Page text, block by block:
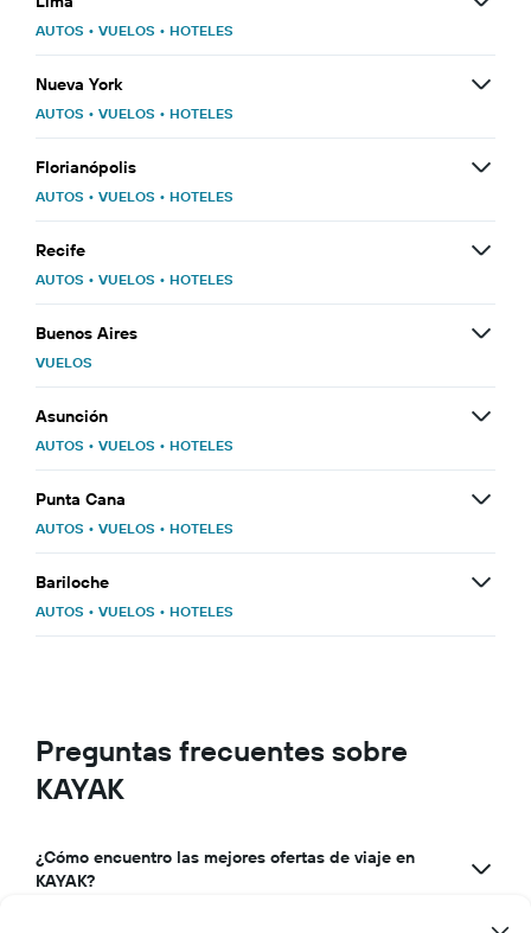
AUTOS • VUELOS • HOTELES
Nueva York
AUTOS • VUELOS • HOTELES
Florianópolis
AUTOS • VUELOS • HOTELES
Recife
AUTOS • VUELOS • HOTELES
Buenos Aires
VUELOS
Asunción
AUTOS • VUELOS • HOTELES
Punta Cana
AUTOS • VUELOS • HOTELES
Bariloche
AUTOS • VUELOS • HOTELES
Preguntas frecuentes sobre
KAYAK
¿Cómo encuentro las mejores ofertas de viaje en
KAYAK?